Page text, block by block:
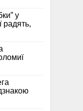
у
радять,